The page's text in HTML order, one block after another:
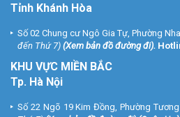
Tỉnh Khánh Hòa
Số 02 Chung cư Ngô Gia Tự, Phường
đến Thứ 7) (Xem bản đồ đường đi).
KHU VỰC MIỀN BẮC
Tp. Hà Nội
Số 22 Ngõ 19 Kim Đồng, Phường